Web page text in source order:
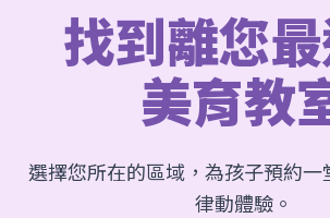
找到離您
美育教
選擇您所在的區域，為孩子預約
律動體驗。